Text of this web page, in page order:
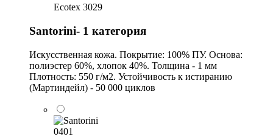
Ecotex 3029
Santorini- 1 категория
Искусственная кожа. Покрытие: 100% ПУ. Основа:
полиэстер 60%, хлопок 40%. Толщина - 1 мм
Плотность: 550 г/м2. Устойчивость к истиранию
(Мартиндейл) - 50 000 циклов